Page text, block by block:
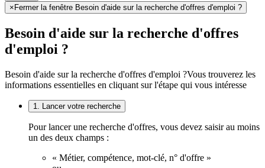
× Fermer la fenêtre Besoin d'aide sur la recherche d'offres d'emploi ?
Besoin d'aide sur la recherche d'offres
d'emploi ?
Besoin d'aide sur la recherche d'offres d'emploi ?Vous trouverez les
informations essentielles en cliquant sur l'étape qui vous intéresse
1. Lancer votre recherche
Pour lancer une recherche d'offres, vous devez saisir au moins
un des deux champs :
« Métier, compétence, mot-clé, n° d'offre »